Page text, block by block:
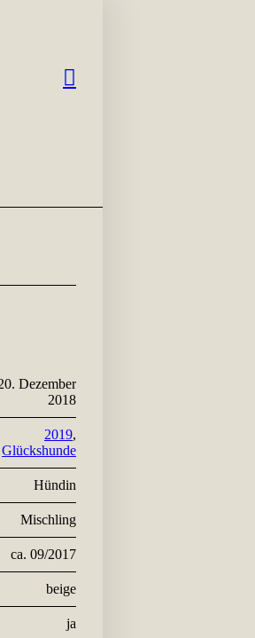
Dezember
2018
2019,
Glückshunde
Hündin
Mischling
ca. 09/2017
beige
ja